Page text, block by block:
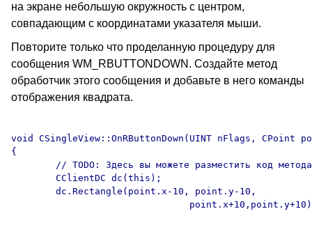
на экране небольшую окружность с центром,
совпадающим с координатами указателя мыши.
Повторите только что проделанную процедуру для
сообщения WM_RBUTTONDOWN. Создайте метод
обработчик этого сообщения и добавьте в него команды
отображения квадрата.
void CSingleView::OnRButtonDown(UINT nFlags, CPoint
{